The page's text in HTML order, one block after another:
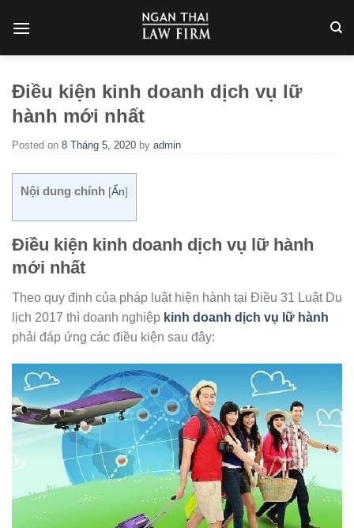
Điều kiện kinh doanh dịch vụ lữ
hành mới nhất
Posted on 8 Tháng 5, 2020 by admin
Nội dung chính [Ẩn]
Điều kiện kinh doanh dịch vụ lữ hành
mới nhất
Theo quy định của pháp luật hiện hành tại Điều 31 Luật Du
lịch 2017 thì doanh nghiệp kinh doanh dịch vụ lữ hành
phải đáp ứng các điều kiện sau đây: